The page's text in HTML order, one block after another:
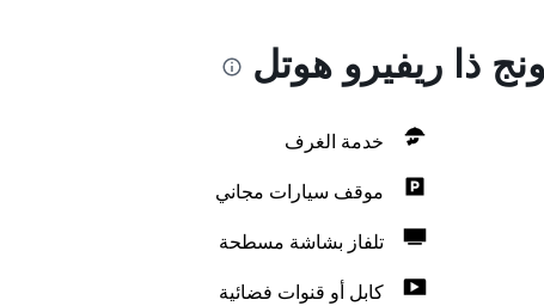
ذا ريفيرو هوتل
خدمة الغرف
موقف سيارات مجاني
تلفاز بشاشة مسطحة
كابل أو قنوات فضائية